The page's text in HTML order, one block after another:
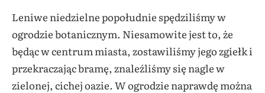
Leniwe niedzielne popołudnie spędziliśmy w
ogrodzie botanicznym. Niesamowite jest to, że
będąc w centrum miasta, zostawiliśmy jego zgiełk i
przekraczając bramę, znaleźliśmy się nagle w
zielonej, cichej oazie. W ogrodzie naprawdę można